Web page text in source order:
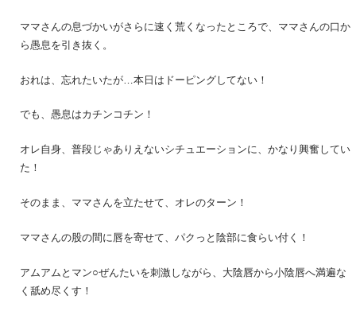
ママさんの息づかいがさらに速く荒くなったところで、ママさんの口か
ら愚息を引き抜く。
おれは、忘れたいたが…本日はドーピングしてない！
でも、愚息はカチンコチン！
オレ自身、普段じゃありえないシチュエーションに、かなり興奮してい
た！
そのまま、ママさんを立たせて、オレのターン！
ママさんの股の間に唇を寄せて、パクっと陰部に食らい付く！
アムアムとマン○ぜんたいを刺激しながら、大陰唇から小陰唇へ満遍な
く舐め尽くす！